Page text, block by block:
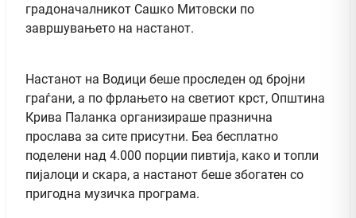
градоначалникот Сашко Митовски по
завршувањето на настанот.
Настанот на Водици беше проследен од бројни
граѓани, а по фрлањето на светиот крст, Општина
Крива Паланка организираше празнична
прослава за сите присутни. Беа бесплатно
поделени над 4.000 порции пивтија, како и топли
пијалоци и скара, а настанот беше збогатен со
пригодна музичка програма.